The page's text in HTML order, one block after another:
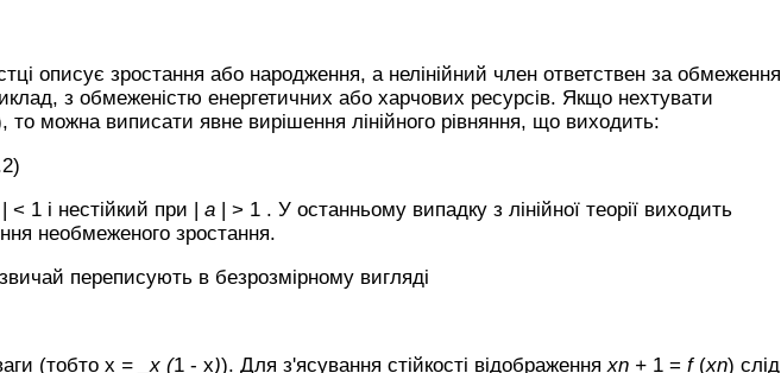
описує зростання або народження, а нелінійний член ответствен за обмеження
з обмеженістю енергетичних або харчових ресурсів. Якщо нехтувати
то можна виписати явне вирішення лінійного рівняння, що виходить:
| < 1 і нестійкий при | а
| > 1 . У останньому випадку з лінійної теорії виходить
необмеженого зростання.
переписують в безрозмірному вигляді
(тобто х = _х (1 - х)). Для з'ясування стійкості відображенняхn + 1 = f (хn) слід